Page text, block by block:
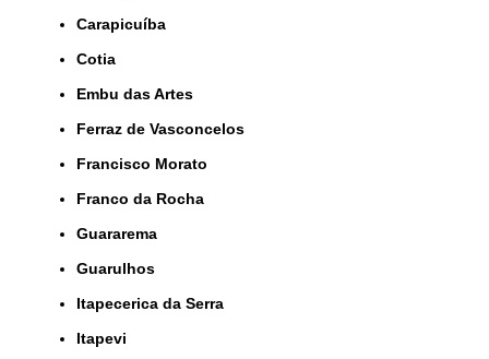
Carapicuíba
Cotia
Embu das Artes
Ferraz de Vasconcelos
Francisco Morato
Franco da Rocha
Guararema
Guarulhos
Itapecerica da Serra
Itapevi